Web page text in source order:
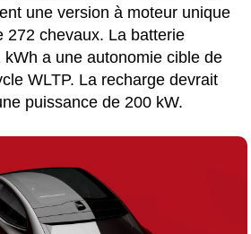
une version à moteur unique
272 chevaux. La batterie
a une autonomie cible de
WLTP. La recharge devrait
puissance de 200 kW.